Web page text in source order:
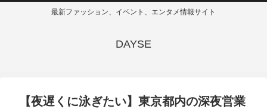
最新ファッション、イベント、エンタメ情報サイト
DAYSE
【夜遅くに泳ぎたい】東京都内の深夜営業